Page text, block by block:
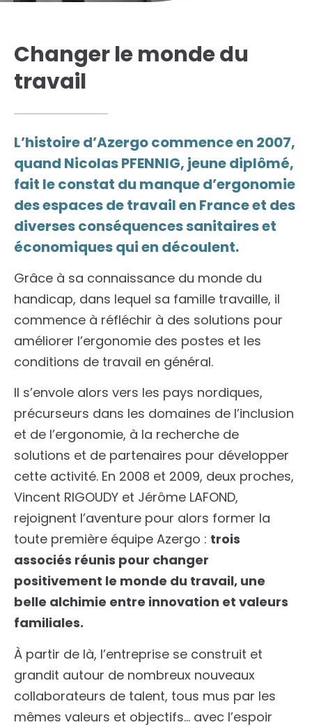
Changer le monde du
travail
L’histoire d’Azergo commence en 2007,
quand Nicolas PFENNIG, jeune diplômé,
fait le constat du manque d’ergonomie
des espaces de travail en France et des
diverses conséquences sanitaires et
économiques qui en découlent.
Grâce à sa connaissance du monde du
handicap, dans lequel sa famille travaille, il
commence à réfléchir à des solutions pour
améliorer l’ergonomie des postes et les
conditions de travail en général.
Il s’envole alors vers les pays nordiques,
précurseurs dans les domaines de l’inclusion
et de l’ergonomie, à la recherche de
solutions et de partenaires pour développer
cette activité. En 2008 et 2009, deux proches,
Vincent RIGOUDY et Jérôme LAFOND,
rejoignent l’aventure pour alors former la
toute première équipe Azergo : trois
associés réunis pour changer
positivement le monde du travail, une
belle alchimie entre innovation et valeurs
familiales.
À partir de là, l’entreprise se construit et
grandit autour de nombreux nouveaux
collaborateurs de talent, tous mus par les
mêmes valeurs et objectifs… avec l’espoir